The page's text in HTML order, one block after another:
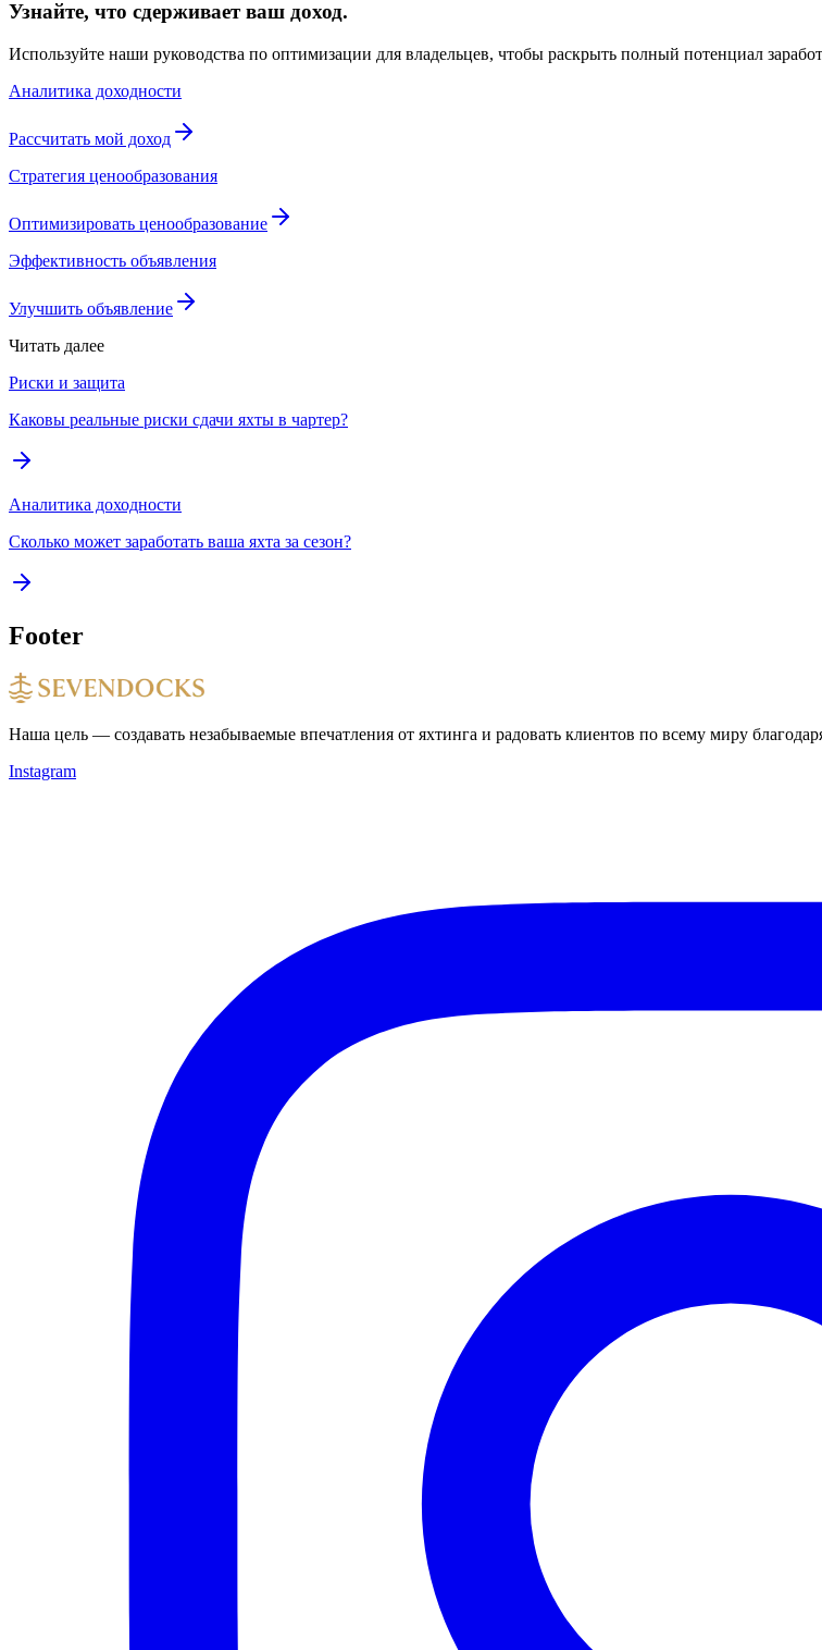
Узнайте, что сдерживает ваш доход.
Используйте наши руководства по оптимизации для владельцев, чтобы раскрыть полный потенциал
Аналитика доходности
Рассчитать мой доход
Стратегия ценообразования
Оптимизировать ценообразование
Эффективность объявления
Улучшить объявление
Читать далее
Риски и защита
Каковы реальные риски сдачи яхты в чартер?
Аналитика доходности
Сколько может заработать ваша яхта за сезон?
Footer
Наша цель — создавать незабываемые впечатления от яхтинга и радовать клиентов по всему миру
Instagram